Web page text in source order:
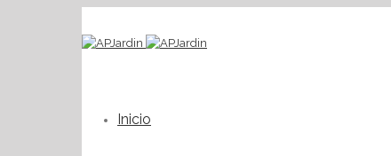
Inicio